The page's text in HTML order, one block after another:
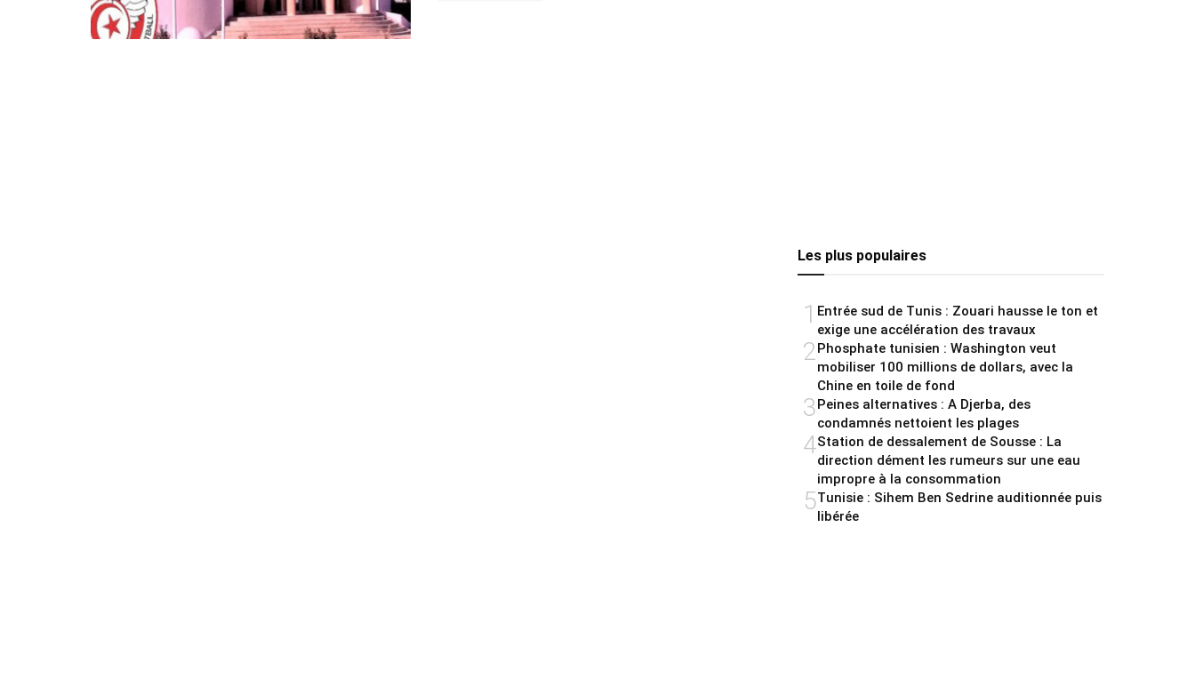
Les plus populaires
1 Entrée sud de Tunis : Zouari hausse le ton et
exige une accélération des travaux
2Phosphate tunisien : Washington veut
mobiliser 100 millions de dollars, avec la
Chine en toile de fond
3Peines alternatives : A Djerba, des
condamnés nettoient les plages
4Station de dessalement de Sousse : La
direction dément les rumeurs sur une eau
impropre à la consommation
5Tunisie : Sihem Ben Sedrine auditionnée puis
libérée